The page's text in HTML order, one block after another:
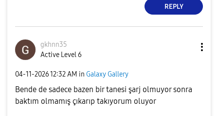
REPLY
gkhnn35
Active Level 6
‎04-11-202612:32 AM in Galaxy Gallery
Bende de sadece bazen bir tanesi şarj olmuyor sonra
baktım olmamış çıkarıp takıyorum oluyor